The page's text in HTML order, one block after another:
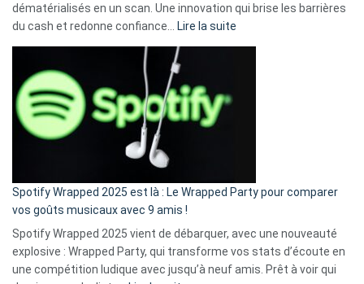
dématérialisés en un scan. Une innovation qui brise les barrières
du cash et redonne confiance…
Lire la suite
»
Solly
change
la
Spotify Wrapped 2025 est là : Le Wrapped Party pour comparer
vos goûts musicaux avec 9 amis !
Spotify Wrapped 2025 vient de débarquer, avec une nouveauté
explosive : Wrapped Party, qui transforme vos stats d’écoute en
une compétition ludique avec jusqu’à neuf amis. Prêt à voir qui